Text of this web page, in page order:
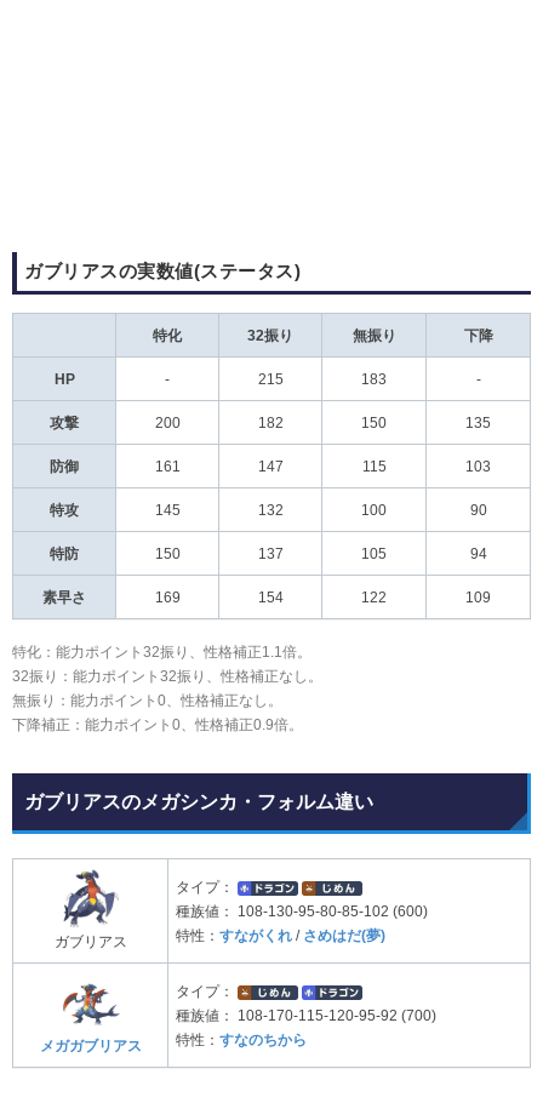
ガブリアスの実数値(ステータス)
特化 32振り 無振り 下降
HP - 215 183 -
攻撃 200 182 150 135
防御 161 147 115 103
特攻 145 132 100 90
特防 150 137 105 94
素早さ 169 154 122 109
特化：能力ポイント32振り、性格補正1.1倍。
32振り：能力ポイント32振り、性格補正なし。
無振り：能力ポイント0、性格補正なし。
下降補正：能力ポイント0、性格補正0.9倍。
ガブリアスのメガシンカ・フォルム違い
ガブリアス
タイプ：
種族値：
108-130-95-80-85-102 (600)
特性： すながくれ / さめはだ(夢)
メガガブリアス
タイプ：
種族値：
108-170-115-120-95-92 (700)
特性： すなのちから